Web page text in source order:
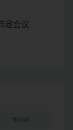
邀会议
tiktok